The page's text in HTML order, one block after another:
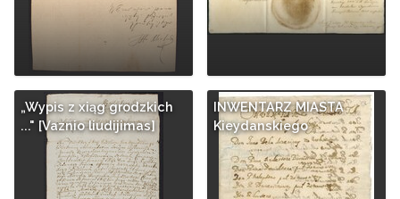
„Wypis z xiąg grodzkich
..." [Vaznio liudijimas]
INWENTARZ MIASTA
Kieydanskiego